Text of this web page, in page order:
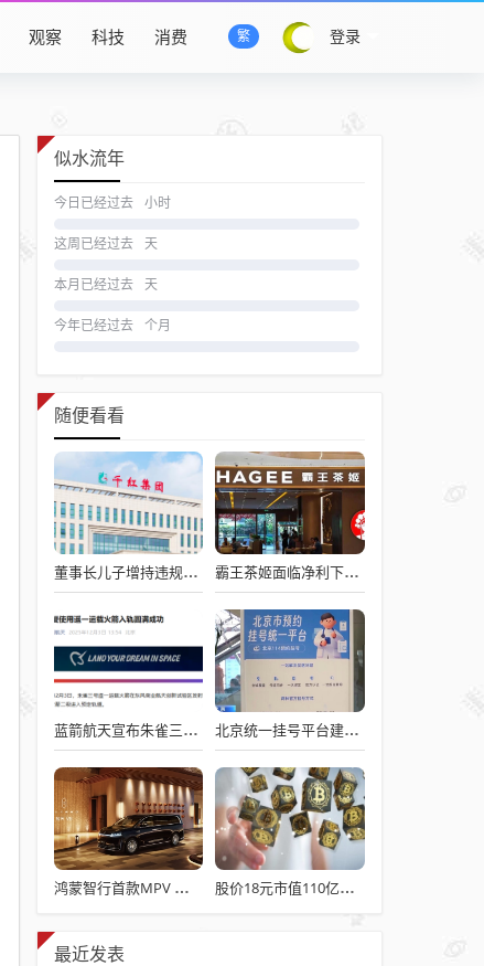
登录
繁
观察 科技 消费
似水流年
今日已经过去 小时
这周已经过去 天
本月已经过去 天
今年已经过去 个月
随便看看
董事长儿子增持违规被罚！千红制药市值128亿，半年净赚2.58亿却踩雷信托5年 霸王茶姬面临净利下滑危机，急需策略调整与谋变
蓝箭航天宣布朱雀三号成功入轨，技术突破五大项，深入排查回收失败原因 北京统一挂号平台建成！覆盖近300家二三甲医院号源
鸿蒙智行首款MPV 智界V9电池信息曝光：WLTC最远续航223km 股价18元市值110亿，城地香江却被查出连续7季财报失真
最近发表